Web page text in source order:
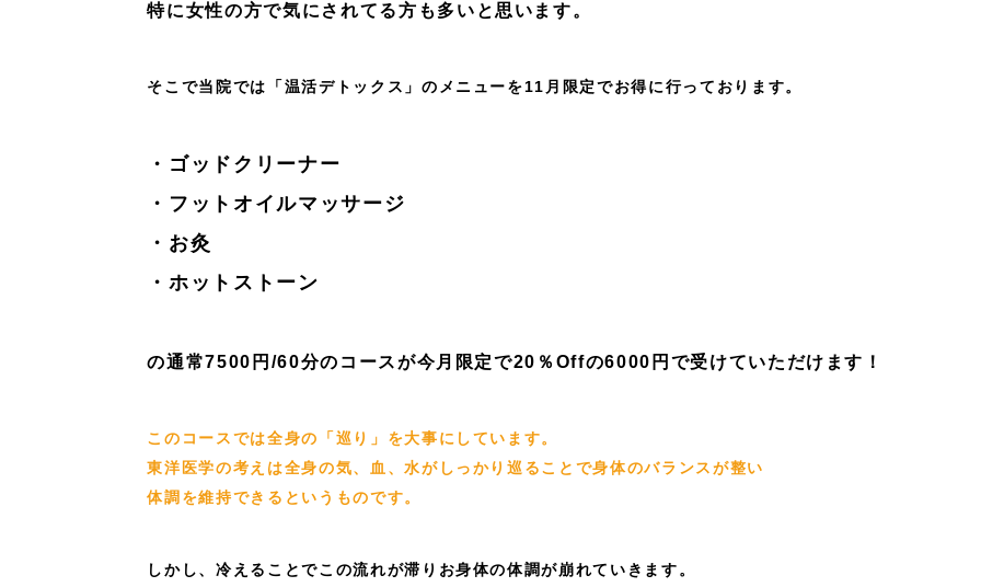
特に女性の方で気にされてる方も多いと思います。
そこで当院では「温活デトックス」のメニューを11月限定でお得に行っております。
・ゴッドクリーナー
・フットオイルマッサージ
・お灸
・ホットストーン
の通常7500円/60分のコースが今月限定で20％Offの6000円で受けていただけます！
このコースでは全身の「巡り」を大事にしています。
東洋医学の考えは全身の気、血、水がしっかり巡ることで身体のバランスが整い
体調を維持できるというものです。
しかし、冷えることでこの流れが滞りお身体の体調が崩れていきます。